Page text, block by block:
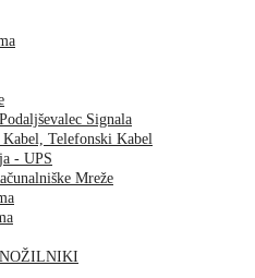
Signala
Telefonski Kabel
- UPS
Mreže